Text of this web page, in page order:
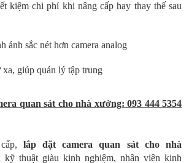
kiệm chi phí khi nâng cấp hay thay thế sau
ảnh sắc nét hơn camera analog
giúp quản lý tập trung
quan sát cho nhà xưởng: 093 444 5354
lắp đặt
camera quan sát cho nhà
thuật giàu kinh nghiệm, nhân viên kinh